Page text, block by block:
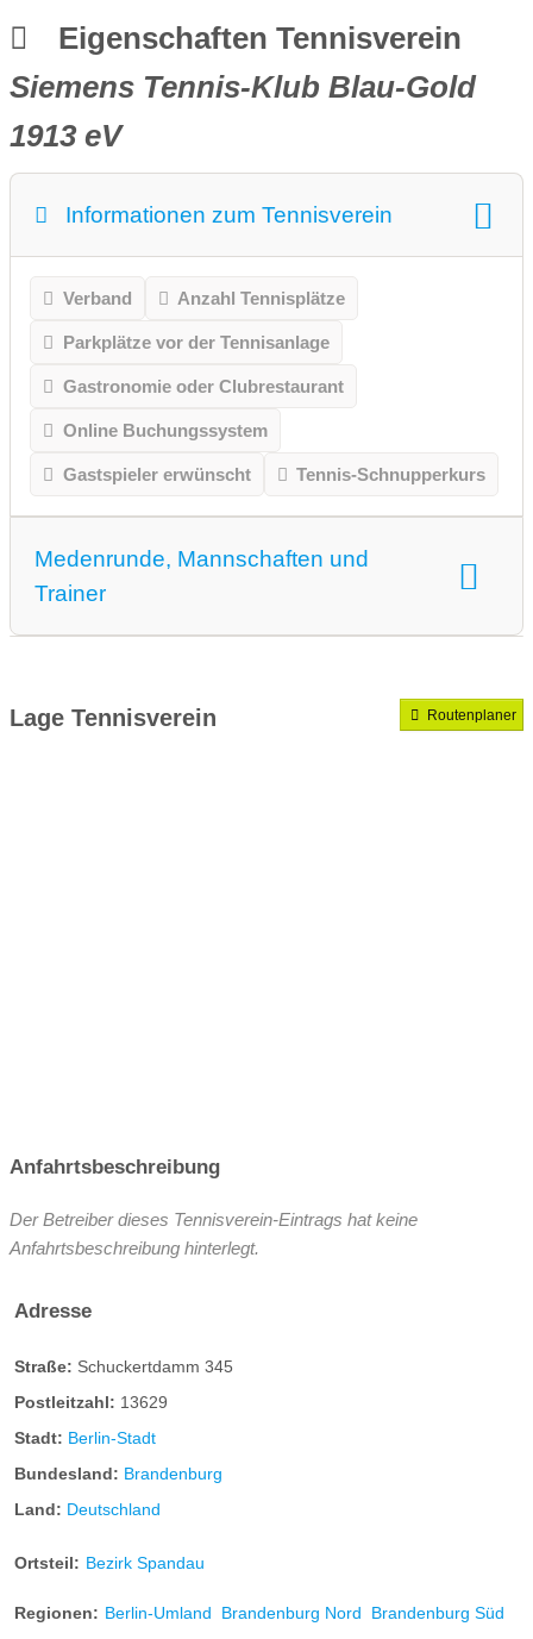
Eigenschaften Tennisverein
Siemens Tennis-Klub Blau-Gold
1913 eV
Informationen zum Tennisverein
Verband Anzahl Tennisplätze
Parkplätze vor der Tennisanlage
Gastronomie oder Clubrestaurant
Online Buchungssystem
Gastspieler erwünscht Tennis-Schnupperkurs
Medenrunde, Mannschaften und
Trainer
Lage Tennisverein Routenplaner
Anfahrtsbeschreibung
Der Betreiber dieses Tennisverein-Eintrags hat keine
Anfahrtsbeschreibung hinterlegt.
Adresse
Straße: Schuckertdamm 345
Postleitzahl: 13629
Stadt: Berlin-Stadt
Bundesland: Brandenburg
Land: Deutschland
Ortsteil: Bezirk Spandau
Regionen: Berlin-Umland Brandenburg Nord Brandenburg Süd